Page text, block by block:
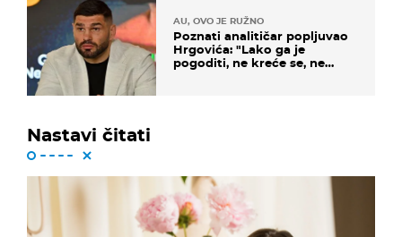
AU, OVO JE RUŽNO
Poznati analitičar popljuvao
Hrgovića: "Lako ga je
pogoditi, ne kreće se, ne
Nastavi čitati